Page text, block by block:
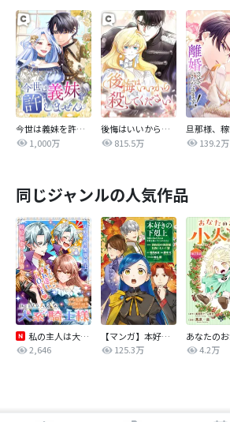
今世は義妹を許しません
1,000万
後悔はいいから殺してください
815.5万
139.2万
同じジャンルの人気作品
私の主人は大きな犬系騎士様
2,646
【マンガ】本好きの下剋上 第四部
125.3万
4.2万